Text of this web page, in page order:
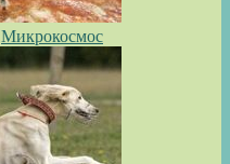
Микрокосмос